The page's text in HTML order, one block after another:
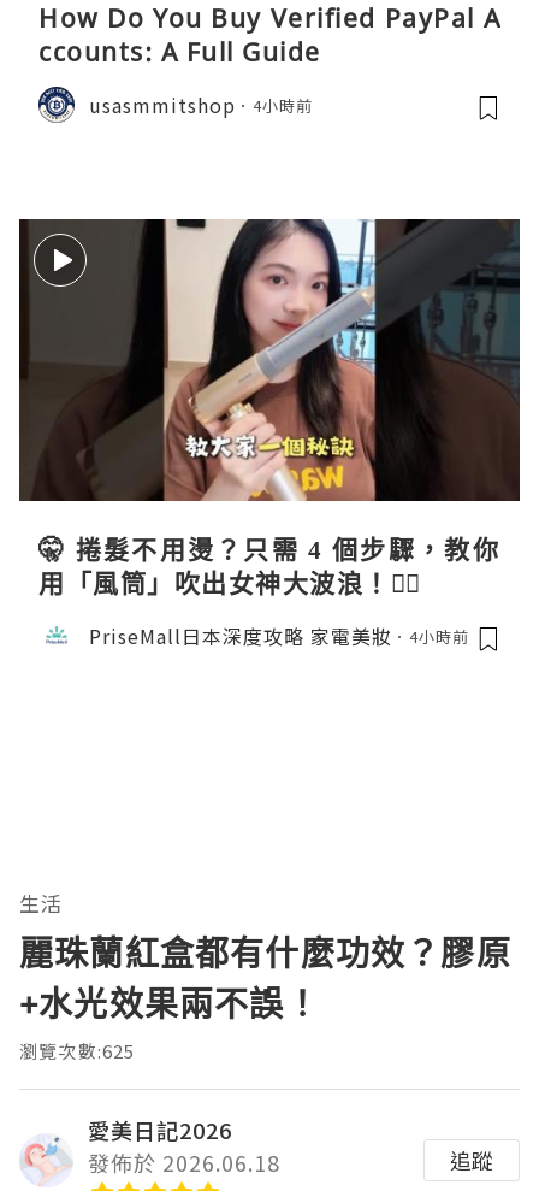
How Do You Buy Verified PayPal A
ccounts: A Full Guide
usasmmitshop 4小時前
🤫 捲髮不用燙？只需 4 個步驟，教你
用「風筒」吹出女神大波浪！💇‍♀️
PriseMall日本深度攻略 家電美妝 4小時前
生活
麗珠蘭紅盒都有什麼功效？膠原
+水光效果兩不誤！
瀏覽次數:625
愛美日記2026
發佈於 2026.06.18
追蹤